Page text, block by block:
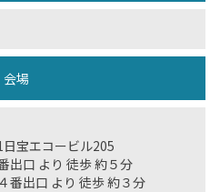
会場
宝エコービル205
出口 より 徒歩 約５分
番出口 より 徒歩 約３分